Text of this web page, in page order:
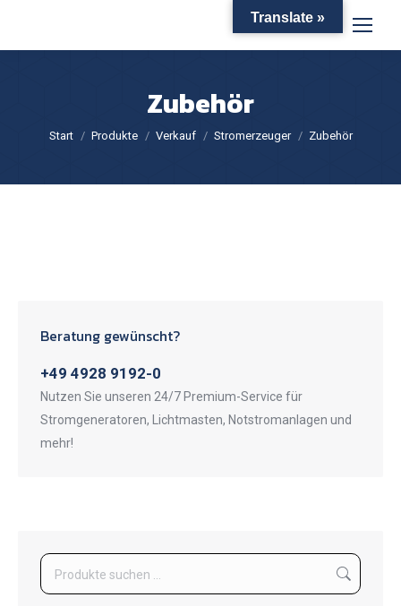
Zubehör
Sie befinden sich hier:
Start Produkte Verkauf Stromerzeuger Zubehör
Beratung gewünscht?
+49 4928 9192-0
Nutzen Sie unseren 24/7 Premium-Service für
Stromgeneratoren, Lichtmasten, Notstromanlagen und
mehr!
Translate »